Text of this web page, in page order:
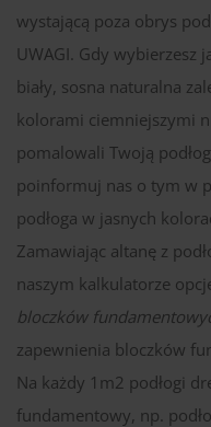
wystającą poza obrys
UWAGI. Gdy wybierzesz
biały, sosna naturalna
kolorami ciemniejszymi
pomalowali Twoją
poinformuj nas o tym w
podłoga w jasnych
Zamawiając altanę z
naszym kalkulatorze
bloczków
zapewnienia bloczków
Na każdy 1m2 podłogi
fundamentowy, np.